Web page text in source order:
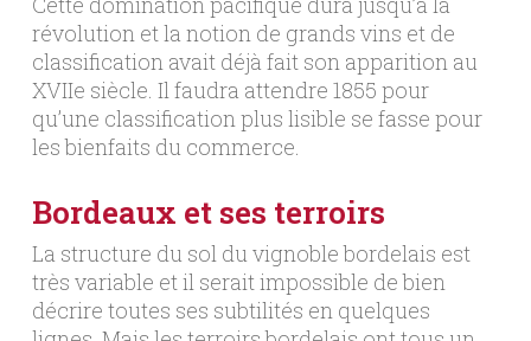
révolution et la notion de grands vins et de
classification avait déjà fait son apparition au
XVIIe siècle. Il faudra attendre 1855 pour
qu’une classification plus lisible se fasse pour
les bienfaits du commerce.
Bordeaux et ses terroirs
La structure du sol du vignoble bordelais est
très variable et il serait impossible de bien
décrire toutes ses subtilités en quelques